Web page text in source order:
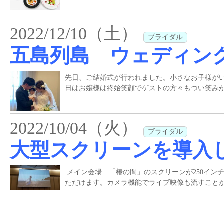
2022/12/10（土） ブライダル
五島列島 ウェディン
先日、ご結婚式が行われました。小さなお子様
日はお嬢様は終始笑顔でゲストの方々もつい笑
2022/10/04（火） ブライダル
大型スクリーンを導入
メイン会場 「椿の間」のスクリーンが250イン
ただけます。カメラ機能でライブ映像も流すこ